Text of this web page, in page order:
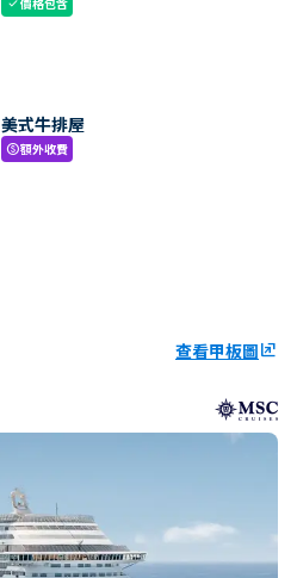
check
美式牛排屋
paid額外收費
查看甲板圖ungroup